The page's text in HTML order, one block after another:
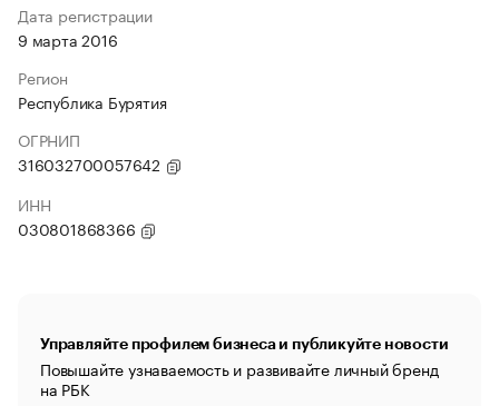
Дата регистрации
9 марта 2016
Регион
Республика Бурятия
ОГРНИП
316032700057642
ИНН
030801868366
Управляйте профилем бизнеса и публикуйте новости
Повышайте узнаваемость и развивайте личный бренд
на РБК